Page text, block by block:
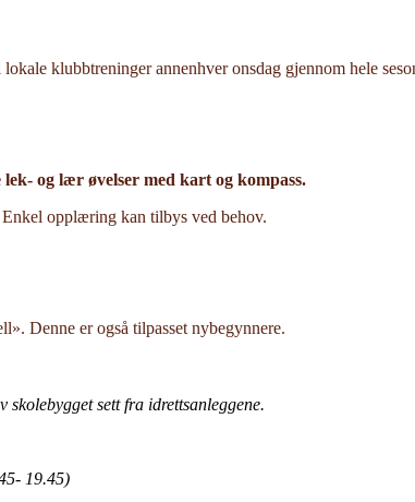
klubbtreninger annenhver onsdag gjennom hele
lek- og lær øvelser med kart og kompass.
opplæring kan tilbys ved behov.
Denne er også tilpasset nybegynnere.
sett fra idrettsanleggene.
19.45)